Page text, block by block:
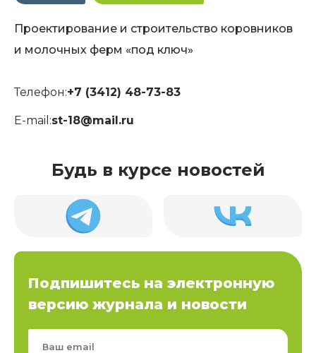
Проектирование и строительство коровников
и молочных ферм «под ключ»
Телефон:+7 (3412) 48-73-83
E-mail:st-18@mail.ru
Будь в курсе новостей
Подпишитесь на электронную
версию журнала и новости